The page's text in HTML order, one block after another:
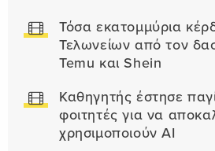
Τόσα εκατομμύρια
Τελωνείων από τον
Temu και Shein
Καθηγητής έστησε
φοιτητές για να
χρησιμοποιούν AI